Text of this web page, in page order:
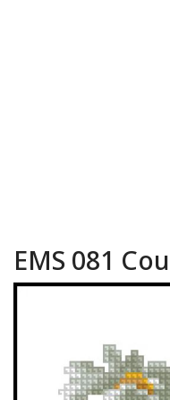
EMS 081